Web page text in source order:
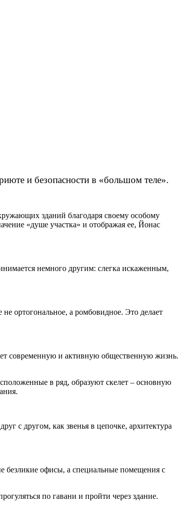
и безопасности в «большом теле».
зданий благодаря своему особому
«душе участка» и отображая ее, Йонас
немного другим: слегка искаженным,
ортогональное, а ромбовидное. Это делает
современную и активную общественную жизнь.
в ряд, образуют скелет – основную
с другом, как звенья в цепочке, архитектура
безликие офисы, а специальные помещения с
по гавани и пройти через здание.